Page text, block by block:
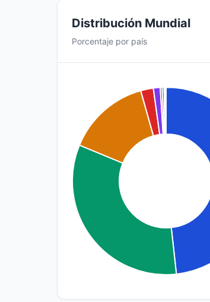
Distribución Mundial
Porcentaje por país